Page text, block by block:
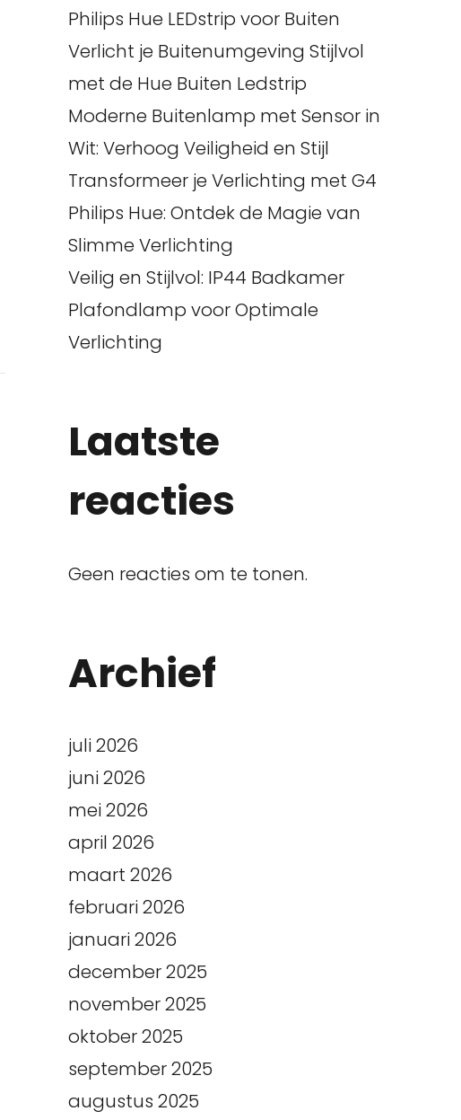
Philips Hue LEDstrip voor Buiten
Verlicht je Buitenumgeving Stijlvol
met de Hue Buiten Ledstrip
Moderne Buitenlamp met Sensor in
Wit: Verhoog Veiligheid en Stijl
Transformeer je Verlichting met G4
Philips Hue: Ontdek de Magie van
Slimme Verlichting
Veilig en Stijlvol: IP44 Badkamer
Plafondlamp voor Optimale
Verlichting
Laatste
reacties
Geen reacties om te tonen.
Archief
juli 2026
juni 2026
mei 2026
april 2026
maart 2026
februari 2026
januari 2026
december 2025
november 2025
oktober 2025
september 2025
augustus 2025